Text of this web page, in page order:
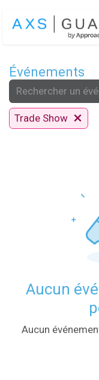
Événements
Trade Show
Aucun
Aucun